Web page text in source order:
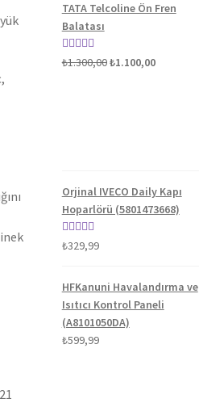
TATA Telcoline Ön Fren
Balatası
5 üzerinden
₺1.300,00Orijinal
₺1.100,00Şu
Orjinal IVECO Daily Kapı
Hoparlörü (5801473668)
5 üzerinden
₺329,99
HFKanuni Havalandırma ve
Isıtıcı Kontrol Paneli
(A8101050DA)
₺599,99